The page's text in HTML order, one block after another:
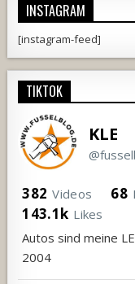
INSTAGRAM
[instagram-feed]
TIKTOK
KLE
382 Videos 68
143.1k Likes
Autos sind meine
2004